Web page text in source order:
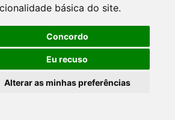
básica do site.
Concordo
Eu recuso
Alterar as minhas preferências